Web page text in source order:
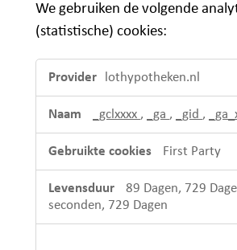
We gebruiken de volgende
(statistische) cookies:
Analytische
cookies
lothypotheken.nl
_gclxxxx , _ga , _gid ,
First Party
89 Dagen, 729
seconden, 729 Dagen